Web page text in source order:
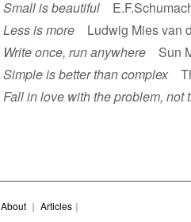
Small is beautiful
Less is moreLudwig Mies van
Write once, run anywhereSun
Simple is better than complex
Fall in love with the problem, not
About ｜ Articles ｜